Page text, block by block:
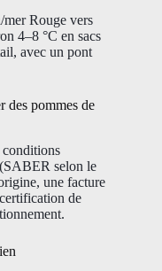
Rouge vers
4–8 °C en sacs
avec un pont
des pommes de
selon le
une facture
de